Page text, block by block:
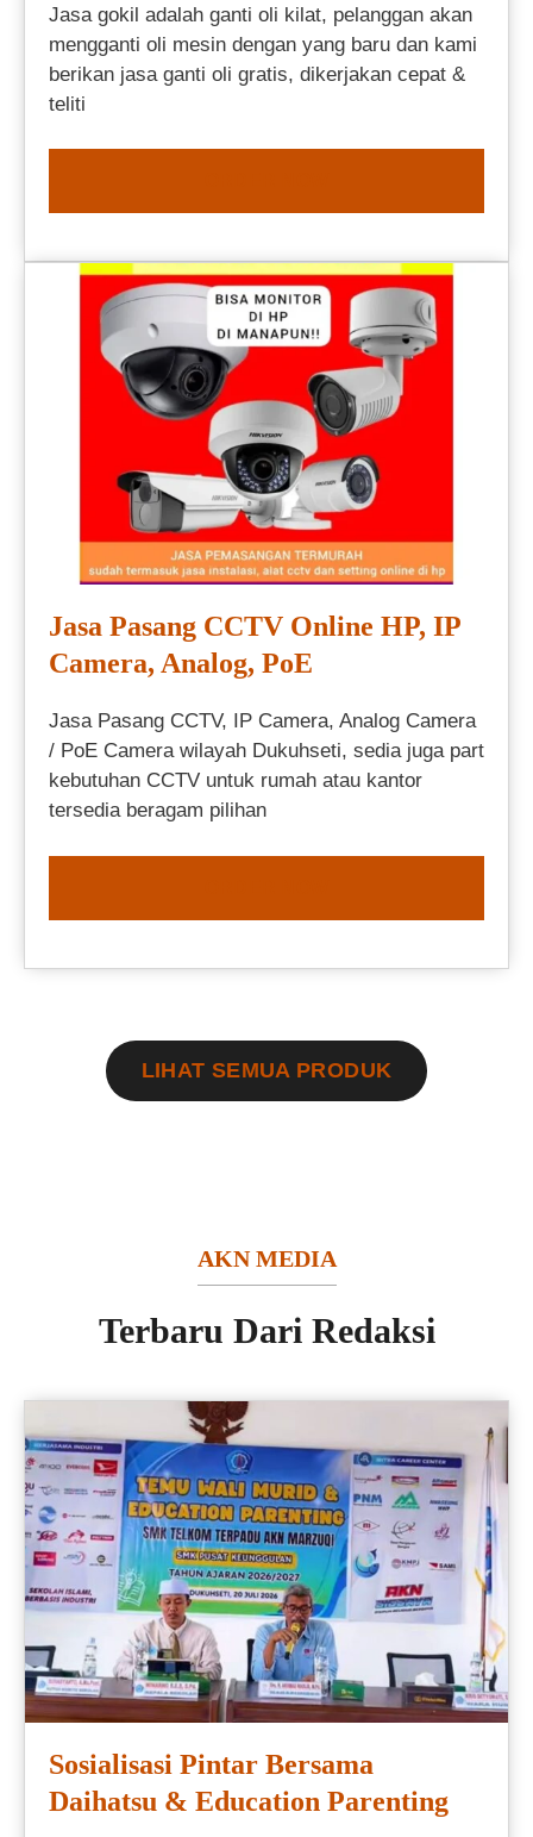
Jasa gokil adalah ganti oli kilat, pelanggan akan
mengganti oli mesin dengan yang baru dan kami
berikan jasa ganti oli gratis, dikerjakan cepat &
teliti
Jasa Pasang CCTV Online HP, IP
Camera, Analog, PoE
Jasa Pasang CCTV, IP Camera, Analog Camera
/ PoE Camera wilayah Dukuhseti, sedia juga part
kebutuhan CCTV untuk rumah atau kantor
tersedia beragam pilihan
LIHAT SEMUA PRODUK
AKN MEDIA
Terbaru Dari Redaksi
Sosialisasi Pintar Bersama
Daihatsu & Education Parenting